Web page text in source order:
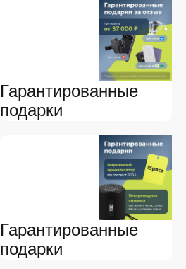
Гарантированные
подарки
Гарантированные
подарки